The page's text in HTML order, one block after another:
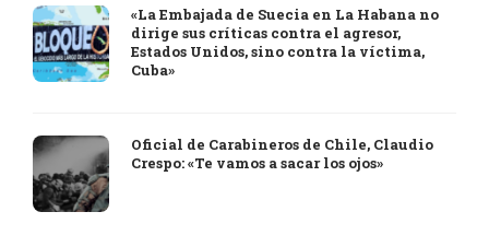
«La Embajada de Suecia en La Habana no
dirige sus críticas contra el agresor,
Estados Unidos, sino contra la víctima,
Cuba»
Oficial de Carabineros de Chile, Claudio
Crespo: «Te vamos a sacar los ojos»